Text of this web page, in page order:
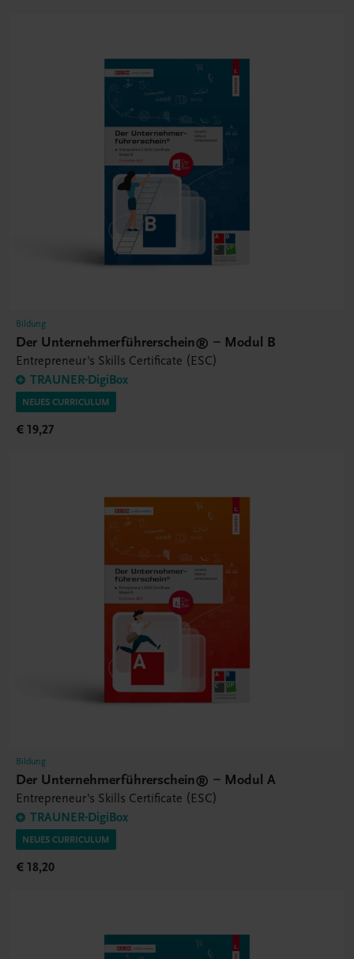
Bildung
Der Unternehmerführerschein® – Modul B
Entrepreneur's Skills Certificate (ESC)
TRAUNER-DigiBox
NEUES CURRICULUM
€ 19,27
Bildung
Der Unternehmerführerschein® – Modul A
Entrepreneur's Skills Certificate (ESC)
TRAUNER-DigiBox
NEUES CURRICULUM
€ 18,20